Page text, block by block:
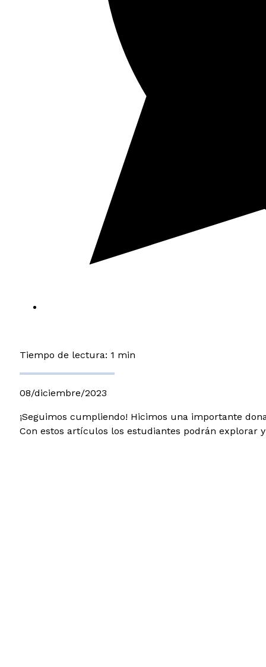
Tiempo de lectura: 1 min
08/diciembre/2023
¡Seguimos cumpliendo! Hicimos una importante
Con estos artículos los estudiantes podrán explorar